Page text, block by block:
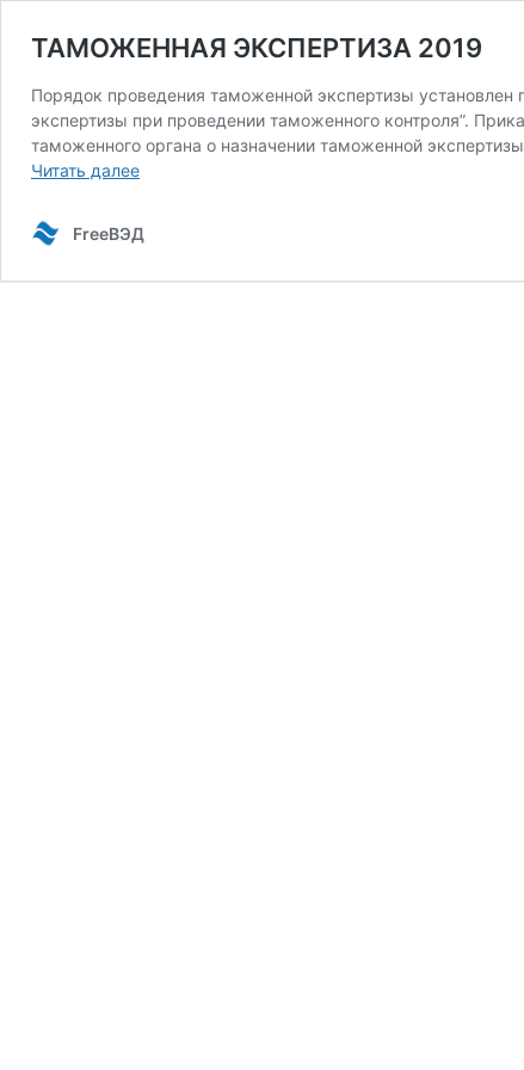
ТАМОЖЕННАЯ ЭКСПЕРТИЗА 2019
Порядок проведения таможенной экспертизы
экспертизы при проведении таможенного контроля”.
таможенного органа о назначении таможенной
Читать далееТАМОЖЕННАЯ
FreeВЭД